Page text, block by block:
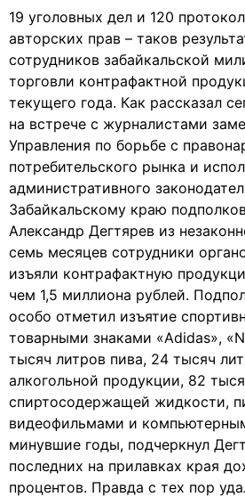
19 уголовных дел и 120
авторских прав – таков
сотрудников забайкальской
торговли контрафактной
текущего года. Как рассказал
на встрече с журналистами
Управления по борьбе с
потребительского рынка и
административного
Забайкальскому краю
Александр Дегтярев из
семь месяцев сотрудники
изъяли контрафактную
чем 1,5 миллиона рублей.
особо отметил изъятие
товарными знаками «Adidas»,
тысяч литров пива, 24 тысяч
алкогольной продукции, 82
спиртосодержащей жидкости,
видеофильмами и
минувшие годы, подчеркнул
последних на прилавках края
процентов. Правда с тех пор